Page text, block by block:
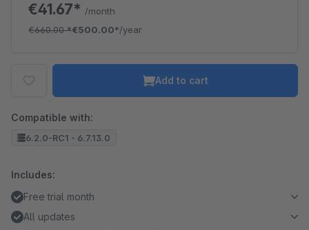
€41.67* /month
€660.00*€500.00*/year
Add to cart
Compatible with:
6.2.0-RC1 - 6.7.13.0
Includes:
Free trial month
All updates